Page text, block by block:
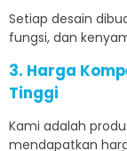
Setiap desain
fungsi, dan
3. Harga
Tinggi
Kami adalah
mendapatkan